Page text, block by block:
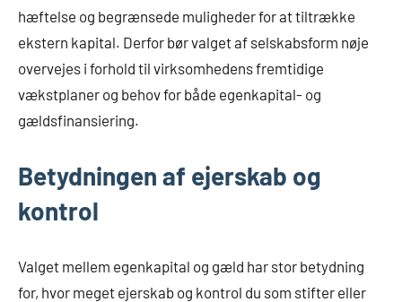
hæftelse og begrænsede muligheder for at tiltrække
ekstern kapital. Derfor bør valget af selskabsform nøje
overvejes i forhold til virksomhedens fremtidige
vækstplaner og behov for både egenkapital- og
gældsfinansiering.
Betydningen af ejerskab og
kontrol
Valget mellem egenkapital og gæld har stor betydning
for, hvor meget ejerskab og kontrol du som stifter eller